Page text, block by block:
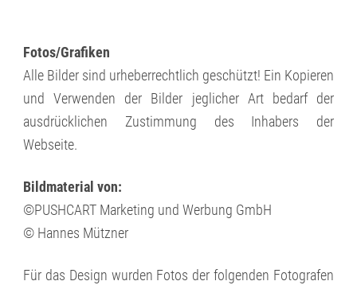
Fotos/Grafiken
Alle Bilder sind urheberrechtlich geschützt! Ein Kopieren
und Verwenden der Bilder jeglicher Art bedarf der
ausdrücklichen Zustimmung des Inhabers der
Webseite.
Bildmaterial von:
©PUSHCART Marketing und Werbung GmbH
© Hannes Mützner
Für das Design wurden Fotos der folgenden Fotografen